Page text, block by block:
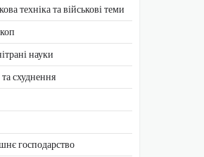
техніка та військові теми
науки
схуднення
господарство